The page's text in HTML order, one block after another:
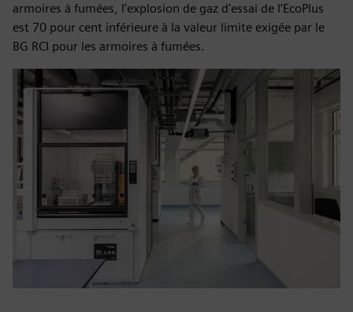
armoires à fumées, l'explosion de gaz d'essai de l'EcoPlus
est 70 pour cent inférieure à la valeur limite exigée par le
BG RCI pour les armoires à fumées.